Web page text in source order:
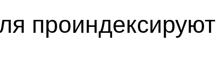
проиндексируют